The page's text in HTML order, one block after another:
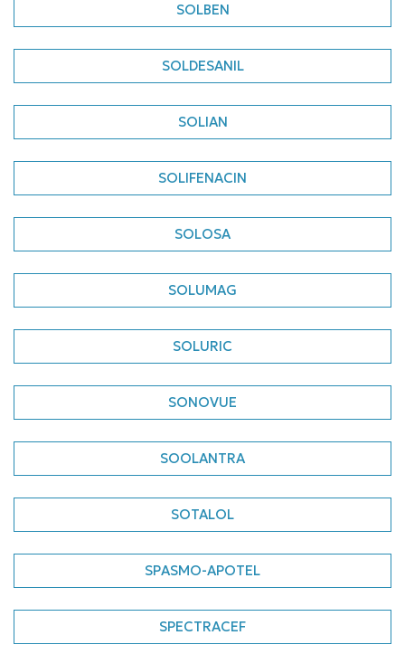
SOLBEN
SOLDESANIL
SOLIAN
SOLIFENACIN
SOLOSA
SOLUMAG
SOLURIC
SONOVUE
SOOLANTRA
SOTALOL
SPASMO-APOTEL
SPECTRACEF